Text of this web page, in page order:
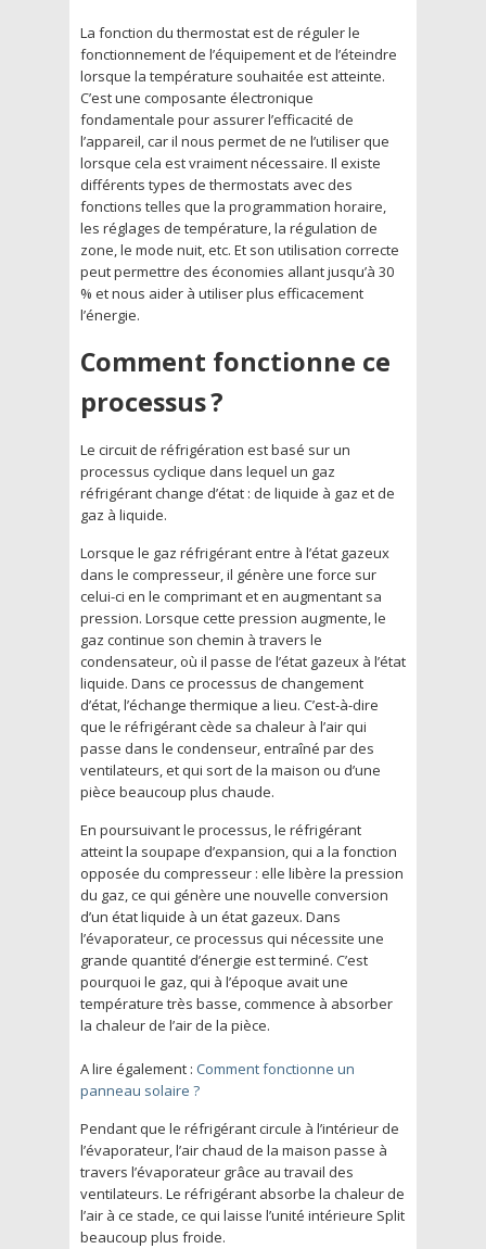
La fonction du thermostat est de réguler le
fonctionnement de l’équipement et de l’éteindre
lorsque la température souhaitée est atteinte.
C’est une composante électronique
fondamentale pour assurer l’efficacité de
l’appareil, car il nous permet de ne l’utiliser que
lorsque cela est vraiment nécessaire. Il existe
différents types de thermostats avec des
fonctions telles que la programmation horaire,
les réglages de température, la régulation de
zone, le mode nuit, etc. Et son utilisation correcte
peut permettre des économies allant jusqu’à 30
% et nous aider à utiliser plus efficacement
l’énergie.
Comment fonctionne ce
processus ?
Le circuit de réfrigération est basé sur un
processus cyclique dans lequel un gaz
réfrigérant change d’état : de liquide à gaz et de
gaz à liquide.
Lorsque le gaz réfrigérant entre à l’état gazeux
dans le compresseur, il génère une force sur
celui-ci en le comprimant et en augmentant sa
pression. Lorsque cette pression augmente, le
gaz continue son chemin à travers le
condensateur, où il passe de l’état gazeux à l’état
liquide. Dans ce processus de changement
d’état, l’échange thermique a lieu. C’est-à-dire
que le réfrigérant cède sa chaleur à l’air qui
passe dans le condenseur, entraîné par des
ventilateurs, et qui sort de la maison ou d’une
pièce beaucoup plus chaude.
En poursuivant le processus, le réfrigérant
atteint la soupape d’expansion, qui a la fonction
opposée du compresseur : elle libère la pression
du gaz, ce qui génère une nouvelle conversion
d’un état liquide à un état gazeux. Dans
l’évaporateur, ce processus qui nécessite une
grande quantité d’énergie est terminé. C’est
pourquoi le gaz, qui à l’époque avait une
température très basse, commence à absorber
la chaleur de l’air de la pièce.
A lire également : Comment fonctionne un
panneau solaire ?
Pendant que le réfrigérant circule à l’intérieur de
l’évaporateur, l’air chaud de la maison passe à
travers l’évaporateur grâce au travail des
ventilateurs. Le réfrigérant absorbe la chaleur de
l’air à ce stade, ce qui laisse l’unité intérieure Split
beaucoup plus froide.